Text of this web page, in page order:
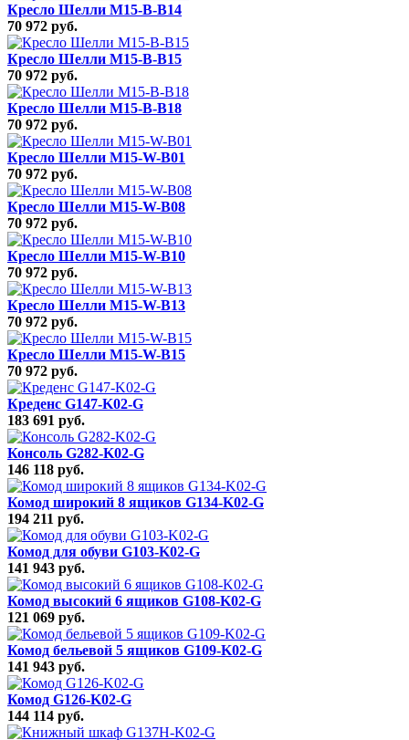
Кресло Шелли M15-B-B14
70 972 руб.
Кресло Шелли M15-B-B15
70 972 руб.
Кресло Шелли M15-B-B18
70 972 руб.
Кресло Шелли M15-W-B01
70 972 руб.
Кресло Шелли M15-W-B08
70 972 руб.
Кресло Шелли M15-W-B10
70 972 руб.
Кресло Шелли M15-W-B13
70 972 руб.
Кресло Шелли M15-W-B15
70 972 руб.
Креденс G147-K02-G
183 691 руб.
Консоль G282-K02-G
146 118 руб.
Комод широкий 8 ящиков G134-K02-G
194 211 руб.
Комод для обуви G103-K02-G
141 943 руб.
Комод высокий 6 ящиков G108-K02-G
121 069 руб.
Комод бельевой 5 ящиков G109-K02-G
141 943 руб.
Комод G126-K02-G
144 114 руб.